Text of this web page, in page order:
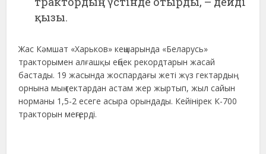
қызы.
Жас Кәмшат «Харьков» кеңшарында «Беларусь»
тракторымен алғашқы еңбек рекордтарын жасай
бастады. 19 жасында жоспардағы жеті жүз гектардың
орнына мың гектардан астам жер жыртып, жыл сайын
норманы 1,5-2 есеге асыра орындады. Кейінірек К-700
тракторын меңгерді.